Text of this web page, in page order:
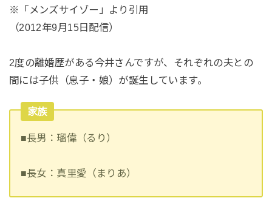
※「メンズサイゾー」より引用
（2012年9月15日配信）
2度の離婚歴がある今井さんですが、それぞれの夫との
間には子供（息子・娘）が誕生しています。
家族
■長男：瑠偉（るり）
■長女：真里愛（まりあ）